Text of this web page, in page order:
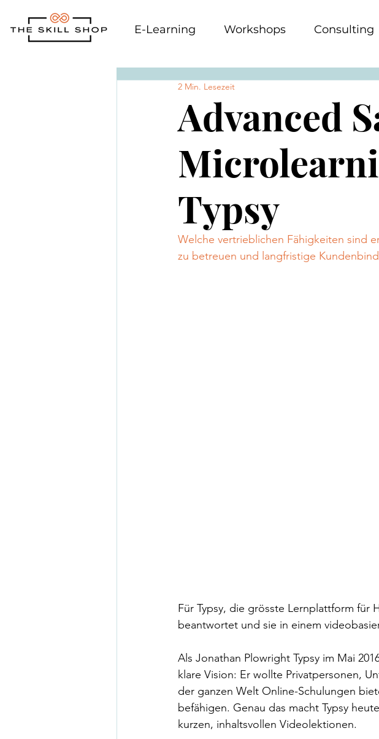
E-Learning Workshops Consulting
Advanced
Typsy
2 Min. Lesezeit
Welche vertrieblichen Fähigkeiten sind
zu betreuen und langfristige
Für Typsy, die grösste Lernplattform für
beantwortet und sie in einem
Als Jonathan Plowright Typsy im Mai
klare Vision: Er wollte Privatpersonen,
der ganzen Welt Online-Schulungen
befähigen. Genau das macht Typsy
kurzen, inhaltsvollen Videolektionen.